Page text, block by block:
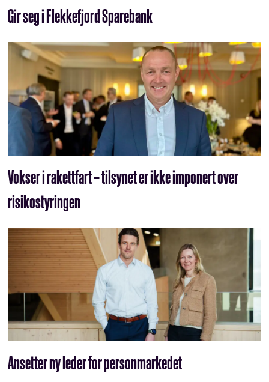
Gir seg i Flekkefjord Sparebank
Vokser i rakettfart – tilsynet er ikke imponert over
risikostyringen
Ansetter ny leder for personmarkedet